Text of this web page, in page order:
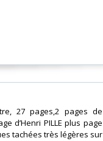
27 pages,2 pages de
d’Henri PILLE plus page
tachées très légères sur